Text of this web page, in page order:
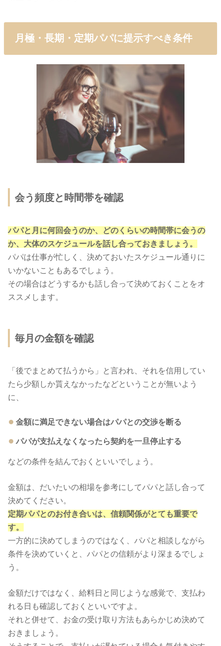
月極・長期・定期パパに提示すべき条件
会う頻度と時間帯を確認
パパと月に何回会うのか、どのくらいの時間帯に会うの
か、大体のスケジュールを話し合っておきましょう。
パパは仕事が忙しく、決めておいたスケジュール通りに
いかないこともあるでしょう。
その場合はどうするかも話し合って決めておくことをオ
ススメします。
毎月の金額を確認
「後でまとめて払うから」と言われ、それを信用してい
たら少額しか貰えなかったなどということが無いよう
に、
金額に満足できない場合はパパとの交渉を断る
パパが支払えなくなったら契約を一旦停止する
などの条件を結んでおくといいでしょう。
金額は、だいたいの相場を参考にしてパパと話し合って
決めてください。
定期パパとのお付き合いは、信頼関係がとても重要で
す。
一方的に決めてしまうのではなく、パパと相談しながら
条件を決めていくと、パパとの信頼がより深まるでしょ
う。
金額だけではなく、給料日と同じような感覚で、支払わ
れる日も確認しておくといいですよ。
それと併せて、お金の受け取り方法もあらかじめ決めて
おきましょう。